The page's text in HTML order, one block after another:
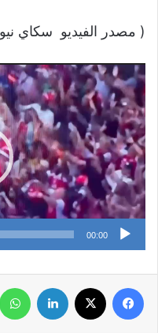
( مصدر الفيديو سكاي
مشغل
الفيديو
00:00